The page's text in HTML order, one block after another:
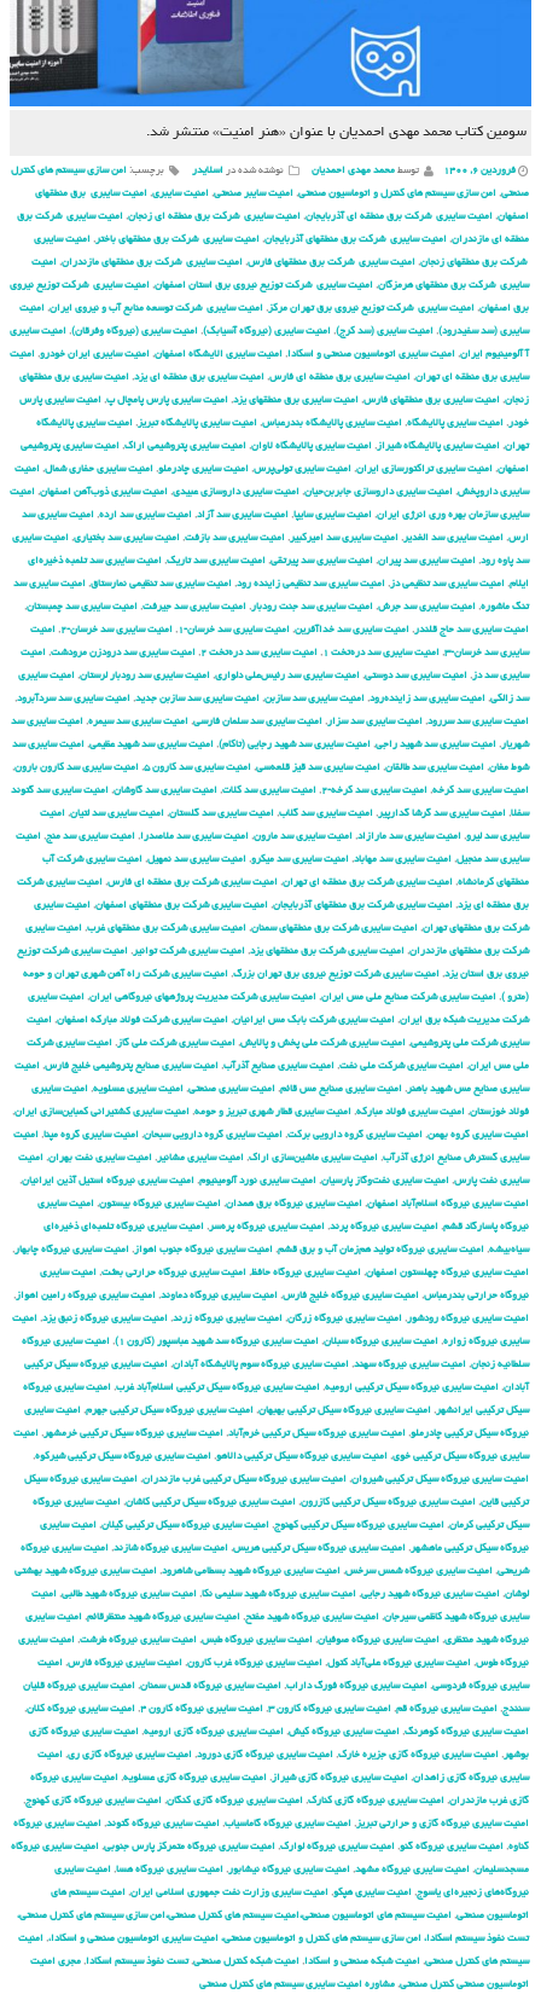
سومین کتاب محمد مهدی احمدیان با عنوان «هنر امنیت» منتشر شد.
فروردین ۶, ۱۴۰۰ توسط محمد مهدی احمدیان نوشته شده در اسلایدر برچسب: امن سازی سیستم های کنترل
صنعتی, امن سازی سیستم های کنترل و اتوماسیون صنعتی, امنیت سایبر صنعتی, امنیت سایبری, امنیت سایبری برق منطقهای
اصفهان, امنیت سایبری شركت برق منطقه ای آذربایجان, امنیت سایبری شركت برق منطقه ای زنجان, امنیت سایبری شركت برق
منطقه ای مازندران, امنیت سایبری شركت برق منطقهای آذربایجان, امنیت سایبری شركت برق منطقهای باختر , امنیت سایبری
شركت برق منطقهای زنجان, امنیت سایبری شركت برق منطقهای فارس, امنیت سایبری شركت برق منطقهای مازندران, امنیت
سایبری شركت برق منطقهای هرمزگان, امنیت سایبری شركت توزیع نیروی برق استان اصفهان, امنیت سایبری شركت توزیع نیروی
برق اصفهان, امنیت سایبری شركت توزیع نیروی برق تهران مركز , امنیت سایبری شركت توسعه منابع آب و نیروی ایران, امنیت
سایبری (سد سفیدرود), امنیت سایبری (سد کرج), امنیت سایبری (نیروگاه آسیابک), امنیت سایبری (نیروگاه وفرقان), امنیت سایبری
آ آلومینیوم ایران, امنیت سایبری اتوماسیون صنعتی و اسکادا, امنیت سایبری الایشگاه اصفهان, امنیت سایبری ایران خودرو, امنیت
سایبری برق منطقه ای تهران, امنیت سایبری برق منطقه ای فارس, امنیت سایبری برق منطقه ای یزد, امنیت سایبری برق منطقهای
زنجان, امنیت سایبری برق منطقهای فارس, امنیت سایبری برق منطقهای یزد, امنیت سایبری پارس پامچال پ, امنیت سایبری پارس
خودر , امنیت سایبری پالایشگاه, امنیت سایبری پالایشگاه بندرعباس, امنیت سایبری پالایشگاه تبریز , امنیت سایبری پالایشگاه
تهران, امنیت سایبری پالایشگاه شیراز , امنیت سایبری پالایشگاه لاوان, امنیت سایبری پتروشیمی اراک, امنیت سایبری پتروشیمی
اصفهان, امنیت سایبری تراکتورسازی ایران, امنیت سایبری تولی‌پرس, امنیت سایبری چادرملو, امنیت سایبری حفاری شمال, امنیت
سایبری داروپخش, امنیت سایبری داروسازی جابربن‌حیان, امنیت سایبری داروسازی عبیدی, امنیت سایبری ذوب‌آهن اصفهان, امنیت
سایبری سازمان بهره وری انرژی ایران, امنیت سایبری سایپا, امنیت سایبری سد آزاد, امنیت سایبری سد ارده, امنیت سایبری سد
ارس, امنیت سایبری سد الغدیر , امنیت سایبری سد امیرکبیر , امنیت سایبری سد بازفت, امنیت سایبری سد بختیاری, امنیت سایبری
سد پاوه رود, امنیت سایبری سد پیران, امنیت سایبری سد پیرتقی, امنیت سایبری سد تاریک, امنیت سایبری سد تلمبه ذخیره‌ای
ایلام, امنیت سایبری سد تنظیمی دز , امنیت سایبری سد تنظیمی زاینده رود, امنیت سایبری سد تنظیمی نمارستاق, امنیت سایبری سد
تنگ ماشوره, امنیت سایبری سد جرش, امنیت سایبری سد جنت رودبار , امنیت سایبری سد جیرفت, امنیت سایبری سد چمبستان,
امنیت سایبری سد حاج قلندر , امنیت سایبری سد خداآفرین, امنیت سایبری سد خرسان-۱ , امنیت سایبری سد خرسان-۲ , امنیت
سایبری سد خرسان-۳ , امنیت سایبری سد دره‌تخت ۱ , امنیت سایبری سد دره‌تخت ۲ , امنیت سایبری سد درودزن مرودشت, امنیت
سایبری سد دز , امنیت سایبری سد دوستی, امنیت سایبری سد رئیس‌علی دلواری, امنیت سایبری سد رودبار لرستان, امنیت سایبری
سد زالکی, امنیت سایبری سد زاینده‌رود, امنیت سایبری سد سازبن, امنیت سایبری سد سازبن جدید, امنیت سایبری سد سردآبرود,
امنیت سایبری سد سررود, امنیت سایبری سد سزار , امنیت سایبری سد سلمان فارسی, امنیت سایبری سد سیمره, امنیت سایبری سد
شهریار , امنیت سایبری سد شهید راجی, امنیت سایبری سد شهید رجایی (تاکام), امنیت سایبری سد شهید عظیمی, امنیت سایبری سد
شوط مغان, امنیت سایبری سد طالقان, امنیت سایبری سد قیز قلعه‌سی, امنیت سایبری سد کارون ۵ , امنیت سایبری سد کارون بارون,
امنیت سایبری سد کرخه, امنیت سایبری سد کرخه-۲ , امنیت سایبری سد کلات, امنیت سایبری سد گاوشان, امنیت سایبری سد گتوند
سفلا, امنیت سایبری سد گرشا گدارپیر , امنیت سایبری سد گلاب, امنیت سایبری سد گلستان, امنیت سایبری سد لتیان, امنیت
سایبری سد لیرو, امنیت سایبری سد مارازاد, امنیت سایبری سد مارون, امنیت سایبری سد ملاصدرا, امنیت سایبری سد منج, امنیت
سایبری سد منجیل, امنیت سایبری سد مهاباد, امنیت سایبری سد میکرو, امنیت سایبری سد نمهیل, امنیت سایبری شركت آب
منطقهای كرمانشاه, امنیت سایبری شركت برق منطقه ای تهران, امنیت سایبری شركت برق منطقه ای فارس, امنیت سایبری شركت
برق منطقه ای یزد, امنیت سایبری شركت برق منطقهای آذربایجان, امنیت سایبری شركت برق منطقهای اصفهان, امنیت سایبری
شركت برق منطقهای تهران, امنیت سایبری شركت برق منطقهای سمنان, امنیت سایبری شركت برق منطقهای غرب, امنیت سایبری
شركت برق منطقهای مازندران, امنیت سایبری شركت برق منطقهای یزد, امنیت سایبری شركت توانیر , امنیت سایبری شركت توزیع
نیروی برق استان یزد, امنیت سایبری شركت توزیع نیروی برق تهران بزرگ, امنیت سایبری شركت راه آهن شهری تهران و حومه
(مترو ), امنیت سایبری شركت صنایع ملی مس ایران, امنیت سایبری شركت مدیریت پروژههای نیروگاهی ایران, امنیت سایبری
شركت مدیریت شبكه برق ایران, امنیت سایبری شرکت بابک مس ایرانیان, امنیت سایبری شرکت فولاد مبارکه اصفهان, امنیت
سایبری شرکت ملی پتروشیمی, امنیت سایبری شرکت ملی پخش و پالایش, امنیت سایبری شرکت ملی گاز , امنیت سایبری شرکت
ملی مس ایران, امنیت سایبری شرکت ملی نفت, امنیت سایبری صنایع آذرآب, امنیت سایبری صنایع پتروشیمی خلیج فارس, امنیت
سایبری صنایع مس شهید باهنر , امنیت سایبری صنایع مس قائم, امنیت سایبری صنعتی, امنیت سایبری عسلویه, امنیت سایبری
فولاد خوزستان, امنیت سایبری فولاد مبارکه, امنیت سایبری قطار شهری تبریز و حومه, امنیت سایبری کشتیرانی کمباین‌سازی ایران,
امنیت سایبری گروه بهمن, امنیت سایبری گروه دارویی برکت, امنیت سایبری گروه دارویی سبحان, امنیت سایبری گروه مپنا, امنیت
سایبری گسترش صنایع انرژی آذرآب, امنیت سایبری ماشین‌سازی اراک, امنیت سایبری مشانیر , امنیت سایبری نفت بهران, امنیت
سایبری نفت پارس, امنیت سایبری نفت‌وگاز پارسیان, امنیت سایبری نورد آلومینیوم, امنیت سایبری نیروگاه استیل آذین ایرانیان,
امنیت سایبری نیروگاه اسلام‌آباد اصفهان, امنیت سایبری نیروگاه برق همدان, امنیت سایبری نیروگاه بیستون, امنیت سایبری
نیروگاه پاسارگاد قشم, امنیت سایبری نیروگاه پرند, امنیت سایبری نیروگاه پره‌سر , امنیت سایبری نیروگاه تلمبه‌ای ذخیره‌ای
سیاه‌بیشه, امنیت سایبری نیروگاه تولید هم‌زمان آب و برق قشم, امنیت سایبری نیروگاه جنوب اهواز , امنیت سایبری نیروگاه چابهار ,
امنیت سایبری نیروگاه چهلستون اصفهان, امنیت سایبری نیروگاه حافظ, امنیت سایبری نیروگاه حرارتی بعثت, امنیت سایبری
نیروگاه حرارتی بندرعباس, امنیت سایبری نیروگاه خلیج فارس, امنیت سایبری نیروگاه دماوند, امنیت سایبری نیروگاه رامین اهواز ,
امنیت سایبری نیروگاه رودشور , امنیت سایبری نیروگاه زرگان, امنیت سایبری نیروگاه زرند, امنیت سایبری نیروگاه زنبق یزد, امنیت
سایبری نیروگاه زواره, امنیت سایبری نیروگاه سبلان, امنیت سایبری نیروگاه سد شهید عباسپور (کارون ۱) , امنیت سایبری نیروگاه
سلطانیه زنجان, امنیت سایبری نیروگاه سهند, امنیت سایبری نیروگاه سوم پالایشگاه آبادان, امنیت سایبری نیروگاه سیکل ترکیبی
آبادان, امنیت سایبری نیروگاه سیکل ترکیبی ارومیه, امنیت سایبری نیروگاه سیکل ترکیبی اسلام‌آباد غرب, امنیت سایبری نیروگاه
سیکل ترکیبی ایرانشهر , امنیت سایبری نیروگاه سیکل ترکیبی بهبهان, امنیت سایبری نیروگاه سیکل ترکیبی جهرم, امنیت سایبری
نیروگاه سیکل ترکیبی چادرملو, امنیت سایبری نیروگاه سیکل ترکیبی خرم‌آباد, امنیت سایبری نیروگاه سیکل ترکیبی خرمشهر , امنیت
سایبری نیروگاه سیکل ترکیبی خوی, امنیت سایبری نیروگاه سیکل ترکیبی دالاهو, امنیت سایبری نیروگاه سیکل ترکیبی شیرکوه,
امنیت سایبری نیروگاه سیکل ترکیبی شیروان, امنیت سایبری نیروگاه سیکل ترکیبی غرب مازندران, امنیت سایبری نیروگاه سیکل
ترکیبی قاین, امنیت سایبری نیروگاه سیکل ترکیبی کازرون, امنیت سایبری نیروگاه سیکل ترکیبی کاشان, امنیت سایبری نیروگاه
سیکل ترکیبی کرمان, امنیت سایبری نیروگاه سیکل ترکیبی کهنوج, امنیت سایبری نیروگاه سیکل ترکیبی گیلان, امنیت سایبری
نیروگاه سیکل ترکیبی ماهشهر , امنیت سایبری نیروگاه سیکل ترکیبی هریس, امنیت سایبری نیروگاه شازند, امنیت سایبری نیروگاه
شریعتی, امنیت سایبری نیروگاه شمس سرخس, امنیت سایبری نیروگاه شهید بسطامی شاهرود, امنیت سایبری نیروگاه شهید بهشتی
لوشان, امنیت سایبری نیروگاه شهید رجایی, امنیت سایبری نیروگاه شهید سلیمی نکا, امنیت سایبری نیروگاه شهید طالبی, امنیت
سایبری نیروگاه شهید کاظمی سیرجان, امنیت سایبری نیروگاه شهید مفتح, امنیت سایبری نیروگاه شهید منتظرقائم, امنیت سایبری
نیروگاه شهید منتظری, امنیت سایبری نیروگاه صوفیان, امنیت سایبری نیروگاه طبس, امنیت سایبری نیروگاه طرشت, امنیت سایبری
نیروگاه طوس, امنیت سایبری نیروگاه علی‌آباد کتول, امنیت سایبری نیروگاه غرب کارون, امنیت سایبری نیروگاه فارس, امنیت
سایبری نیروگاه فردوسی, امنیت سایبری نیروگاه فورگ داراب, امنیت سایبری نیروگاه قدس سمنان, امنیت سایبری نیروگاه قلیان
سنندج, امنیت سایبری نیروگاه قم, امنیت سایبری نیروگاه کارون ۳ , امنیت سایبری نیروگاه کارون ۴ , امنیت سایبری نیروگاه کلان,
امنیت سایبری نیروگاه کوهرنگ, امنیت سایبری نیروگاه کیش, امنیت سایبری نیروگاه گازی ارومیه, امنیت سایبری نیروگاه گازی
بوشهر , امنیت سایبری نیروگاه گازی جزیره خارک, امنیت سایبری نیروگاه گازی دورود, امنیت سایبری نیروگاه گازی ری, امنیت
سایبری نیروگاه گازی زاهدان, امنیت سایبری نیروگاه گازی شیراز , امنیت سایبری نیروگاه گازی عسلویه, امنیت سایبری نیروگاه
گازی غرب مازندران, امنیت سایبری نیروگاه گازی کنارک, امنیت سایبری نیروگاه گازی کنگان, امنیت سایبری نیروگاه گازی کهنوج,
امنیت سایبری نیروگاه گازی و حرارتی تبریز , امنیت سایبری نیروگاه گاماسیاب, امنیت سایبری نیروگاه گتوند, امنیت سایبری نیروگاه
گناوه, امنیت سایبری نیروگاه گنو, امنیت سایبری نیروگاه لوارک, امنیت سایبری نیروگاه متمرکز پارس جنوبی, امنیت سایبری نیروگاه
مسجدسلیمان, امنیت سایبری نیروگاه مشهد, امنیت سایبری نیروگاه نیشابور , امنیت سایبری نیروگاه هسا, امنیت سایبری
نیروگاه‌های زنجیره‌ای یاسوج, امنیت سایبری هپکو, امنیت سایبری وزارت نفت جمهوری اسلامی ایران, امنیت سیستم های
اتوماسیون صنعتی, امنیت سیستم های اتوماسیون صنعتی،امنیت سیستم های کنترل صنعتی،امن سازی سیستم های کنترل صنعتی،
تست نفوذ سیستم اسکادا، امن سازی سیستم های کنترل و اتوماسیون صنعتی، امنیت سایبری اتوماسیون صنعتی و اسکادا،, امنیت
سیستم های کنترل صنعتی, امنیت شبکه صنعتی و اسکادا, امنیت شبکه کنترل صنعتی,تست نفوذ سیستم اسکادا, مجری امنیت
اتوماسیون صنعتی کنترل صنعتی, مشاوره امنیت سایبری سیستم های کنترل صنعتی